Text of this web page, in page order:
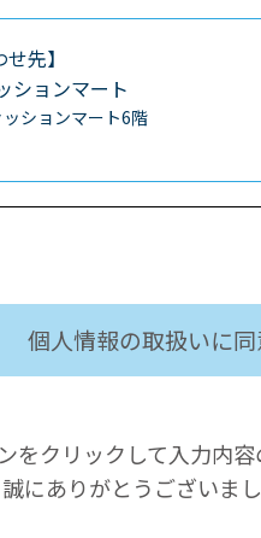
先】
ションマート
ションマート6階
個人情報の取扱いに
クリックして入力内容
にありがとうございまし